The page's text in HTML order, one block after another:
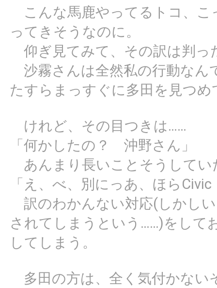
こんな馬鹿やってるトコ、こ
ってきそうなのに。
仰ぎ見てみて、その訳は判っ
沙霧さんは全然私の行動なん
たすらまっすぐに多田を見つ
けれど、その目つきは……
「何かしたの？ 沖野さん」
あんまり長いことそうしてい
「え、べ、別にっあ、ほらCivic
訳のわかんない対応(しかし
されてしまうという……)をして
してしまう。
多田の方は、全く気付かない